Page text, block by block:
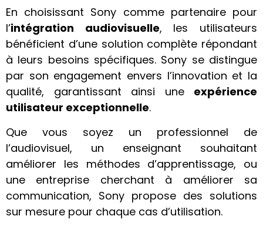
En choisissant Sony comme partenaire pour
l’intégration audiovisuelle, les utilisateurs
bénéficient d’une solution complète répondant
à leurs besoins spécifiques. Sony se distingue
par son engagement envers l’innovation et la
qualité, garantissant ainsi une expérience
utilisateur exceptionnelle.
Que vous soyez un professionnel de
l’audiovisuel, un enseignant souhaitant
améliorer les méthodes d’apprentissage, ou
une entreprise cherchant à améliorer sa
communication, Sony propose des solutions
sur mesure pour chaque cas d’utilisation.